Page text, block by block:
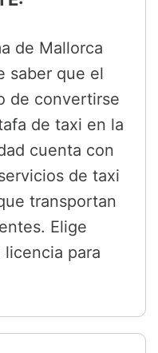
de Mallorca
saber que el
de convertirse
de taxi en la
cuenta con
de taxi
transportan
Elige
para